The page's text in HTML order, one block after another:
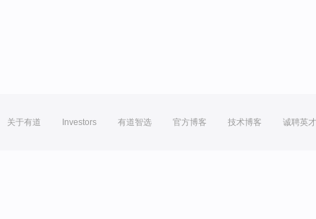
关于有道 Investors 有道智选 官方博客 技术博客 诚聘英才